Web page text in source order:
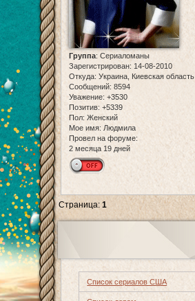
Группа: Сериаломаны
Зарегистрирован: 14-08-2010
Откуда: Украина, Киевская область
Сообщений: 8594
Уважение: +3530
Позитив: +5339
Пол: Женский
Мое имя: Людмила
Провел на форуме:
2 месяца 19 дней
Страница:1
Список сериалов США